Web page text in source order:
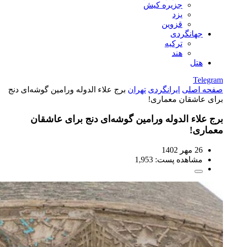
جزیره کیش
یزد
قزوین
جهانگردی
ترکیه
هند
هتل
Telegram
صفحه اصلی ایرانگردی تهران برج علاء الدوله ورامین گوشه‌ای دنج
برای عاشقان معماری!
برج علاء الدوله ورامین گوشه‌ای دنج برای عاشقان
معماری!
26 مهر 1402
مشاهده پست: 1,953